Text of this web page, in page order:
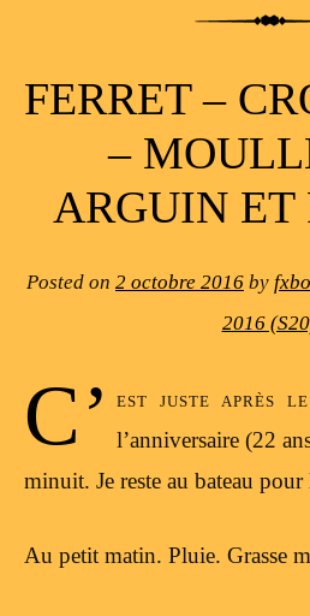
FERRET –
–
ARGUIN ET
Posted on 2 octobre 2016 by
2016
C’ est juste après
l’anniversaire (22
minuit. Je reste au bateau
Au petit matin. Pluie. Grasse